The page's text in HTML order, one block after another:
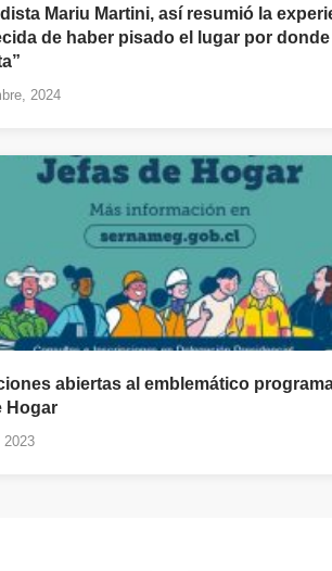
Mariu Martini, así resumió la
de haber pisado el lugar por
2024
abiertas al emblemático
Hogar
2023